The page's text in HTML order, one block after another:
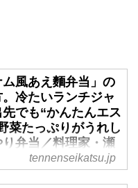
ム風あえ麵弁当」の
冷たいランチジャ
でも“かんたんエス
菜たっぷりがうれし
弁当／料理家・瀬
りさん - 天然生活
tennenseikatsu.jp